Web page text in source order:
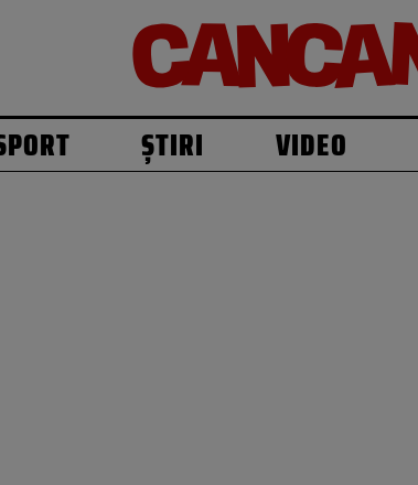
ȘTIRI VIDEO